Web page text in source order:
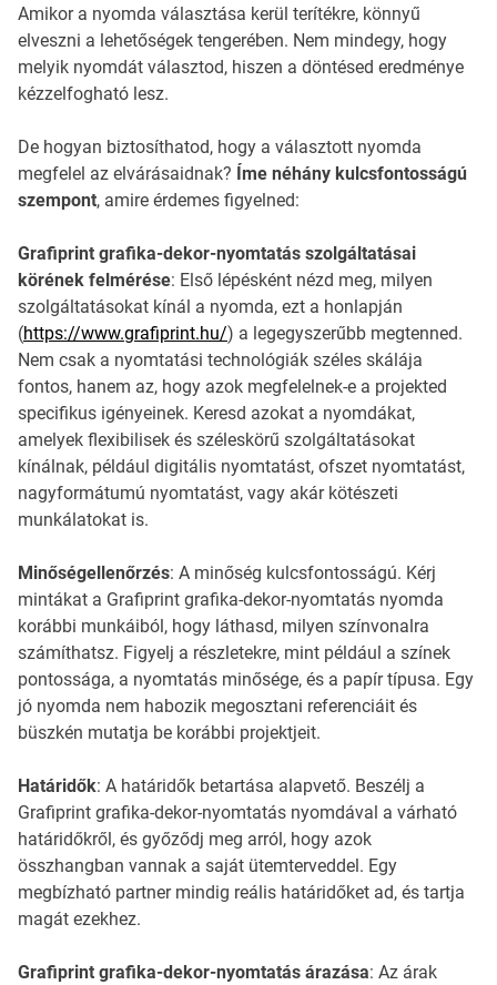
Amikor a nyomda választása kerül terítékre, könnyű
elveszni a lehetőségek tengerében. Nem mindegy, hogy
melyik nyomdát választod, hiszen a döntésed eredménye
kézzelfogható lesz.
De hogyan biztosíthatod, hogy a választott nyomda
megfelel az elvárásaidnak? Íme néhány kulcsfontosságú
szempont, amire érdemes figyelned:
Grafiprint grafika-dekor-nyomtatás szolgáltatásai
körének felmérése: Első lépésként nézd meg, milyen
szolgáltatásokat kínál a nyomda, ezt a honlapján
(https://www.grafiprint.hu/) a legegyszerűbb megtenned.
Nem csak a nyomtatási technológiák széles skálája
fontos, hanem az, hogy azok megfelelnek-e a projekted
specifikus igényeinek. Keresd azokat a nyomdákat,
amelyek flexibilisek és széleskörű szolgáltatásokat
kínálnak, például digitális nyomtatást, ofszet nyomtatást,
nagyformátumú nyomtatást, vagy akár kötészeti
munkálatokat is.
Minőségellenőrzés: A minőség kulcsfontosságú. Kérj
mintákat a Grafiprint grafika-dekor-nyomtatás nyomda
korábbi munkáiból, hogy láthasd, milyen színvonalra
számíthatsz. Figyelj a részletekre, mint például a színek
pontossága, a nyomtatás minősége, és a papír típusa. Egy
jó nyomda nem habozik megosztani referenciáit és
büszkén mutatja be korábbi projektjeit.
Határidők: A határidők betartása alapvető. Beszélj a
Grafiprint grafika-dekor-nyomtatás nyomdával a várható
határidőkről, és győződj meg arról, hogy azok
összhangban vannak a saját ütemterveddel. Egy
megbízható partner mindig reális határidőket ad, és tartja
magát ezekhez.
Grafiprint grafika-dekor-nyomtatás árazása: Az árak